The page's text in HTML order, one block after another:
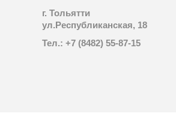
г. Тольятти
ул.Республиканская, 18
Тел.: +7 (8482) 55-87-15